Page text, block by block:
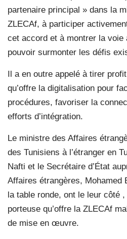
partenaire principal » dans la
ZLECAf, à participer
cet accord et à montrer la voie
pouvoir surmonter les défis
Il a en outre appelé à tirer
qu’offre la digitalisation pour
procédures, favoriser la
efforts d’intégration.
Le ministre des Affaires
des Tunisiens à l’étranger en
Nafti et le Secrétaire d’État
Affaires étrangères, Mohamed
la table ronde, ont le leur côté
porteuse qu’offre la ZLECAf
de mise en œuvre.